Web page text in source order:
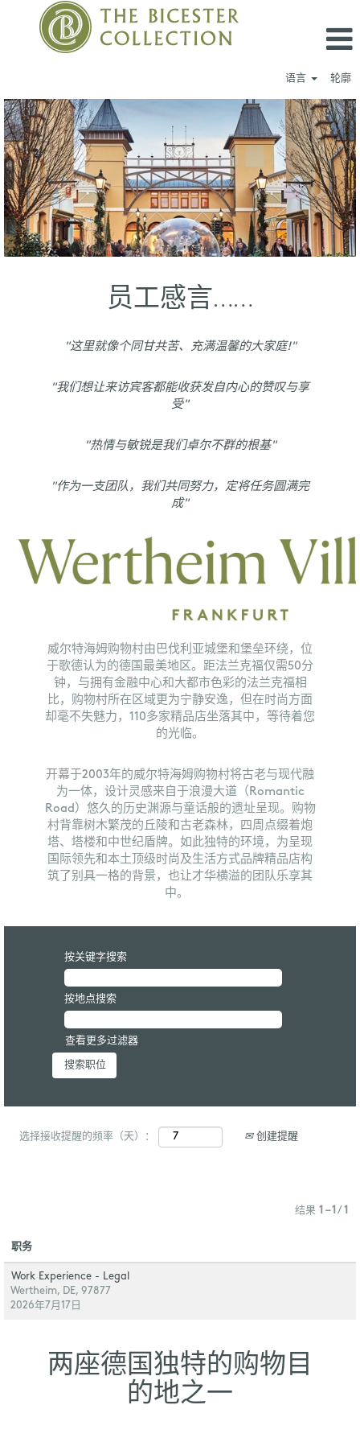
语言 轮廓
Wertheim
Village_CN
员工感言……
"这里就像个同甘共苦、充满温馨的大家庭!"
"我们想让来访宾客都能收获发自内心的赞叹与享
受"
"热情与敏锐是我们卓尔不群的根基"
"作为一支团队，我们共同努力，定将任务圆满完
成"
威尔特海姆购物村由巴伐利亚城堡和堡垒环绕，位
于歌德认为的德国最美地区。距法兰克福仅需50分
钟，与拥有金融中心和大都市色彩的法兰克福相
比，购物村所在区域更为宁静安逸，但在时尚方面
却毫不失魅力，110多家精品店坐落其中，等待着您
的光临。
开幕于2003年的威尔特海姆购物村将古老与现代融
为一体，设计灵感来自于浪漫大道（Romantic
Road）悠久的历史渊源与童话般的遗址呈现。购物
村背靠树木繁茂的丘陵和古老森林，四周点缀着炮
塔、塔楼和中世纪盾牌。如此独特的环境，为呈现
国际领先和本土顶级时尚及生活方式品牌精品店构
筑了别具一格的背景，也让才华横溢的团队乐享其
中。
按关键字搜索
按地点搜索
查看更多过滤器
选择接收提醒的频率（天）： 创建提醒
结果 1 – 1 / 1
职务
Work Experience - Legal
Wertheim, DE, 97877
2026年7月17日
两座德国独特的购物目
的地之一